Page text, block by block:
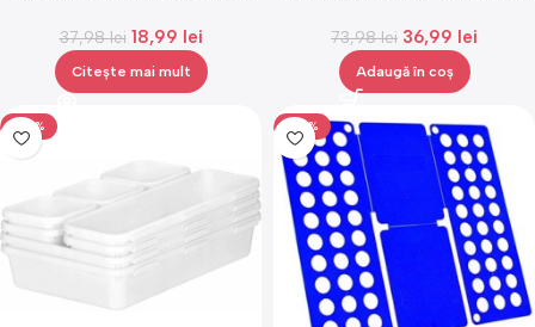
compartimente,Gonga®
37,98lei 18,99 lei
Citește mai mult
depozitarea articolelor,
Gonga®
73,98lei 36,99 lei
Adaugă în coș
-50% -50%